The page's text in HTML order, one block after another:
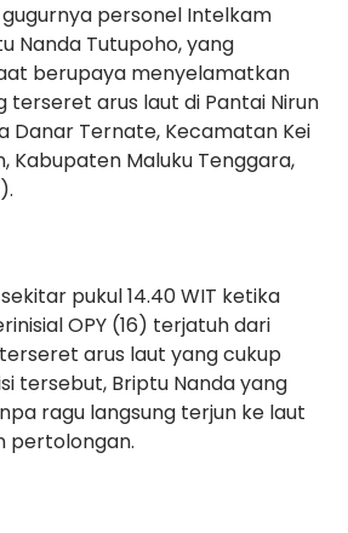
personel Intelkam
Nanda Tutupoho, yang
berupaya menyelamatkan
terseret arus laut di Pantai Nirun
Danar Ternate, Kecamatan Kei
Kabupaten Maluku Tenggara,
pukul 14.40 WIT ketika
OPY (16) terjatuh dari
arus laut yang cukup
tersebut, Briptu Nanda yang
ragu langsung terjun ke laut
pertolongan.